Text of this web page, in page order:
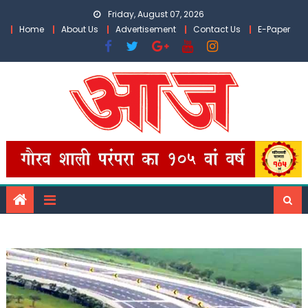
Friday, August 07, 2026
Home
About Us Advertisement Contact Us E-Paper